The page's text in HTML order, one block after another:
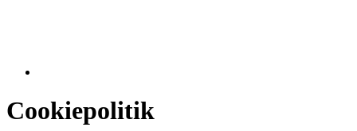
Cookiepolitik